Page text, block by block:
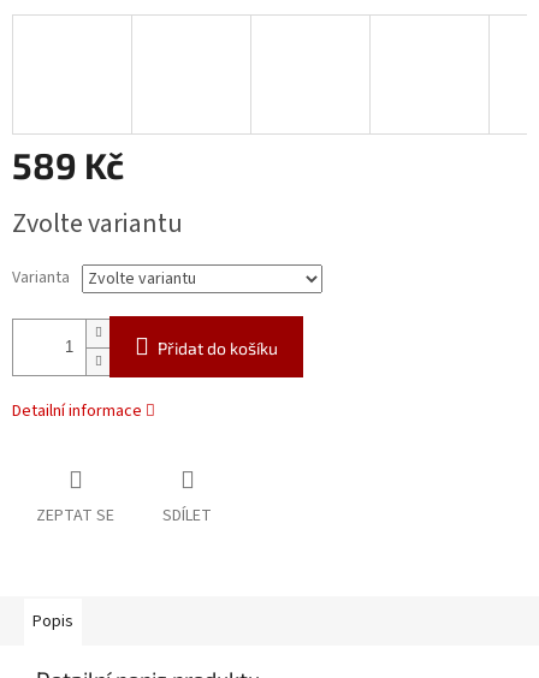
589 Kč
cena:
Zvolte variantu
Varianta
Přidat do košíku
Detailní informace
ZEPTAT SE SDÍLET
Popis